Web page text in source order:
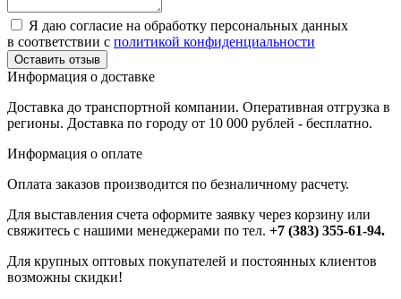
Я даю согласие на обработку персональных данных
в соответствии с политикой конфиденциальности
Информация о доставке
Доставка до транспортной компании. Оперативная отгрузка в
регионы. Доставка по городу от 10 000 рублей - бесплатно.
Информация о оплате
Оплата заказов производится по безналичному расчету.
Для выставления счета оформите заявку через корзину или
свяжитесь с нашими менеджерами по тел. +7 (383) 355-61-94.
Для крупных оптовых покупателей и постоянных клиентов
возможны скидки!